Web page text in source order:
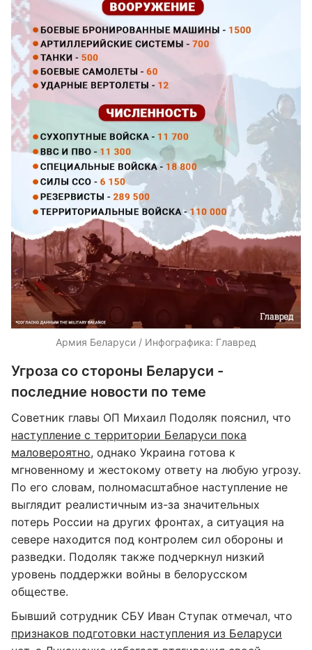
Армия Беларуси / Инфографика: Главред
Угроза со стороны Беларуси -
последние новости по теме
Советник главы ОП Михаил Подоляк пояснил, что
наступление с территории Беларуси пока
маловероятно, однако Украина готова к
мгновенному и жестокому ответу на любую угрозу.
По его словам, полномасштабное наступление не
выглядит реалистичным из-за значительных
потерь России на других фронтах, а ситуация на
севере находится под контролем сил обороны и
разведки. Подоляк также подчеркнул низкий
уровень поддержки войны в белорусском
обществе.
Бывший сотрудник СБУ Иван Ступак отмечал, что
признаков подготовки наступления из Беларуси